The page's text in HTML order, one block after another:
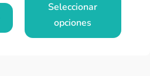
Seleccionar
opciones